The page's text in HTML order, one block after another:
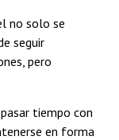
no solo se
seguir
pero
tiempo con
en forma